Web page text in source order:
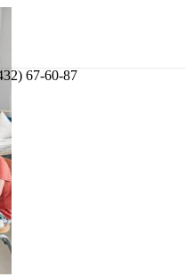
67-60-87